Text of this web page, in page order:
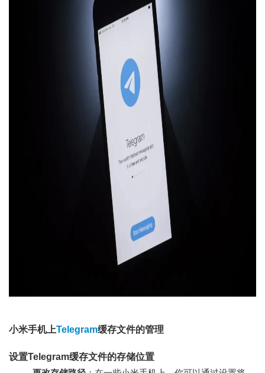
小米手机上Telegram缓存文件的管理
设置Telegram缓存文件的存储位置